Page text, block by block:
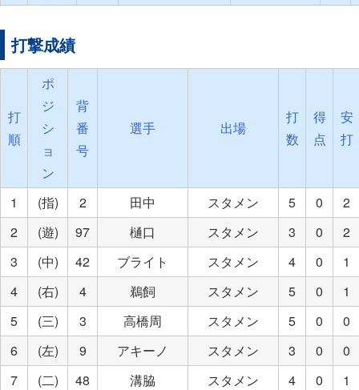
打撃成績
打
順
ポ
ジ
シ
ョ
ン
背
番
号
選手 出場
打
数
得
点
安
打
1 (指) 2 田中 スタメン 5 0
2
2
(遊) 97 樋口 スタメン 3 0
2
3
(中) 42 ブライト スタメン 4 0
1
4
(右) 4 鵜飼 スタメン 5 0
1
5
(三) 3 高橋周 スタメン 5 0
0
6
(左) 9 アキーノ スタメン 3 0
0
7
(二) 48 溝脇 スタメン 4 0
1